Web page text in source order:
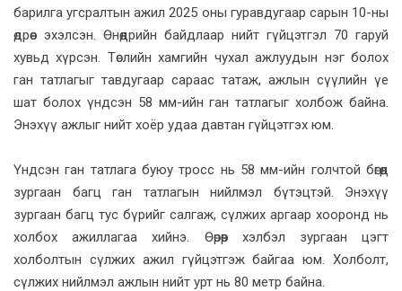
барилга угсралтын ажил 2025 оны гуравдугаар сарын 10-ны
өдрөөс эхэлсэн. Өнөөдрийн байдлаар нийт гүйцэтгэл 70 гаруй
хувьд хүрсэн. Төслийн хамгийн чухал ажлуудын нэг болох
ган татлагыг тавдугаар сараас татаж, ажлын сүүлийн үе
шат болох үндсэн 58 мм-ийн ган татлагыг холбож байна.
Энэхүү ажлыг нийт хоёр удаа давтан гүйцэтгэх юм.
Үндсэн ган татлага буюу тросс нь 58 мм-ийн голчтой бөгөөд
зургаан багц ган татлагын нийлмэл бүтэцтэй. Энэхүү
зургаан багц тус бүрийг салгаж, сүлжих аргаар хооронд нь
холбох ажиллагаа хийнэ. Өөрөөр хэлбэл зургаан цэгт
холболтын сүлжих ажил гүйцэтгэж байгаа юм. Холболт,
сүлжих нийлмэл ажлын нийт урт нь 80 метр байна.